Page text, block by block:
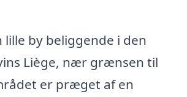
lille by beliggende i den
Liège, nær grænsen til
er præget af en